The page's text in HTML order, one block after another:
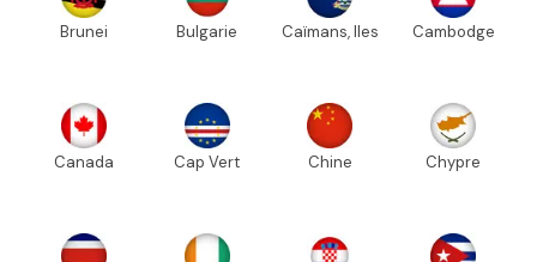
Brunei Bulgarie Caïmans, Iles Cambodge
Canada Cap Vert Chine Chypre